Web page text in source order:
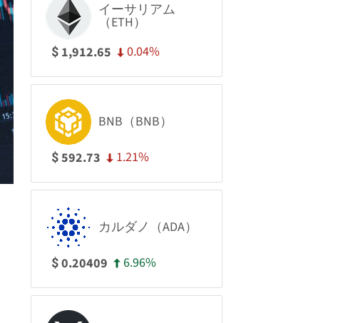
イーサリアム
（ETH）
$ 1,912.65 0.04%
BNB（BNB）
$592.73 1.21%
カルダノ（ADA）
$0.20409 6.96%